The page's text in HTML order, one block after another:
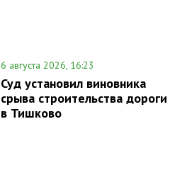
6 августа 2026, 16:23
Суд установил виновника
срыва строительства дороги
в Тишково